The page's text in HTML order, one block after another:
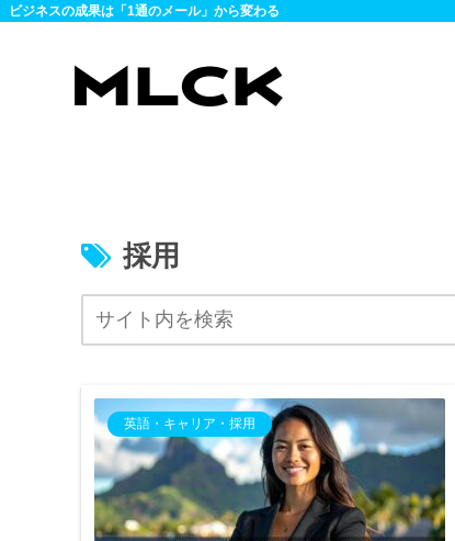
ビジネスの成果は「1通のメール」から変わる
採用
英語・キャリア・採用